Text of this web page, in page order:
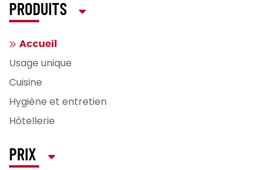
PRODUITS
Accueil
Usage unique
Cuisine
Hygiène et entretien
Hôtellerie
PRIX